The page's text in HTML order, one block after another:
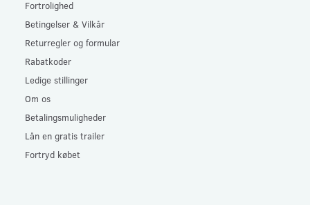
Fortrolighed
Betingelser & Vilkår
Returregler og formular
Rabatkoder
Ledige stillinger
Om os
Betalingsmuligheder
Lån en gratis trailer
Fortryd købet